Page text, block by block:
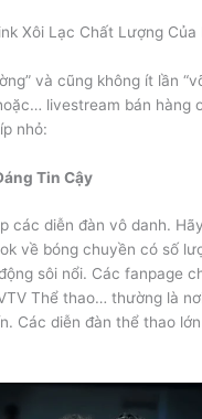
Xôi Lạc Chất Lượng Của
và cũng không ít lần
livestream bán hàng
nhỏ:
Tin Cậy
các diễn đàn vô danh.
về bóng chuyền có số
sôi nổi. Các fanpage
Thể thao… thường là
Các diễn đàn thể thao